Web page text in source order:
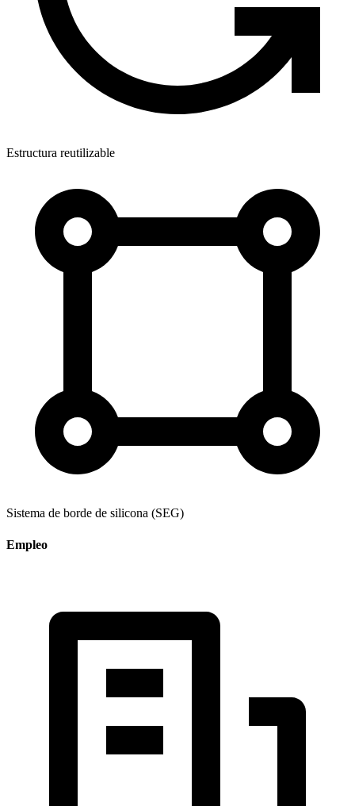
Estructura reutilizable
Sistema de borde de silicona (SEG)
Empleo